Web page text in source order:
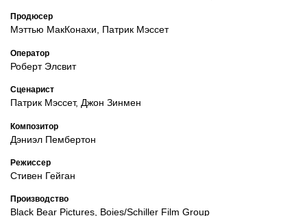
Продюсер
Мэттью МакКонахи, Патрик Мэссет
Оператор
Роберт Элсвит
Сценарист
Патрик Мэссет, Джон Зинмен
Композитор
Дэниэл Пембертон
Режиссер
Стивен Гейган
Производство
Black Bear Pictures, Boies/Schiller Film Group